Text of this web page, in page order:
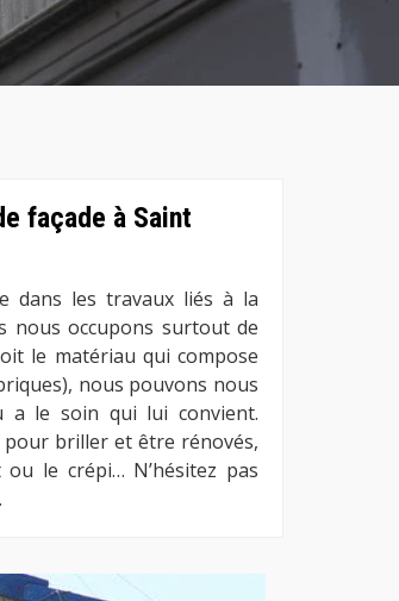
façade à Saint
dans les travaux liés à la
nous occupons surtout de
le matériau qui compose
nous pouvons nous
a le soin qui lui convient.
pour briller et être rénovés,
ou le crépi… N’hésitez pas